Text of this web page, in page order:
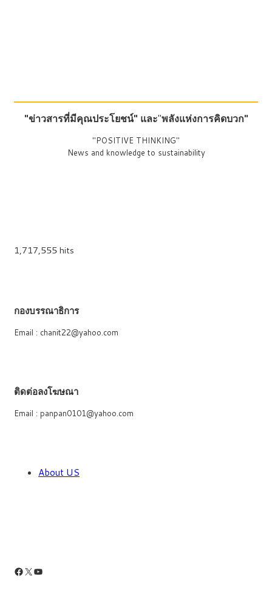
"ข่าวสารที่มีคุณประโยชน์" และ"พลังแห่งการคิดบวก"
"POSITIVE THINKING"
News and knowledge to sustainability
1,717,555 hits
กองบรรณาธิการ
Email : chanit22@yahoo.com
ติดต่อลงโฆษณา
Email : panpan0101@yahoo.com
About US
Facebook
X YouTube